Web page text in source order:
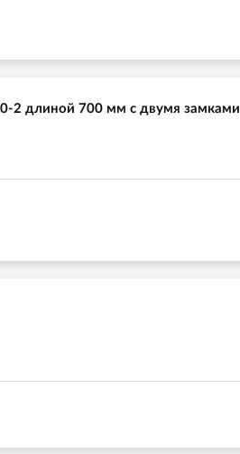
2 длиной 700 мм с двумя замками